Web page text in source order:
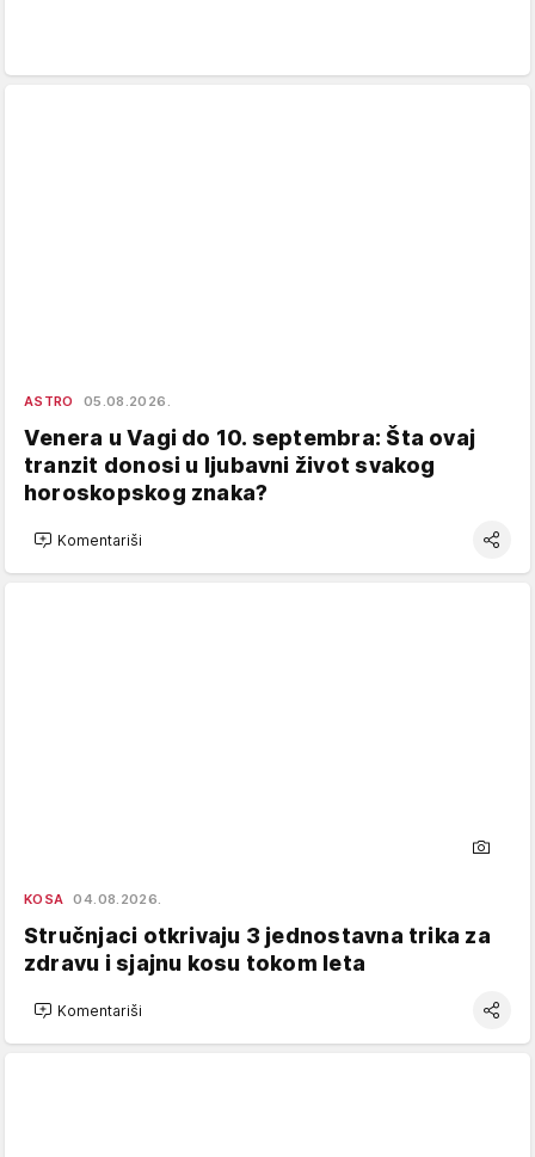
ASTRO 05.08.2026.
Venera u Vagi do 10. septembra: Šta ovaj
tranzit donosi u ljubavni život svakog
horoskopskog znaka?
Komentariši
KOSA 04.08.2026.
Stručnjaci otkrivaju 3 jednostavna trika za
zdravu i sjajnu kosu tokom leta
Komentariši